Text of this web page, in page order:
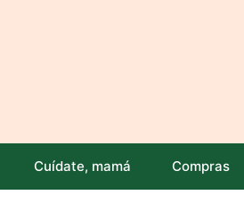
Cuídate, mamá Compras